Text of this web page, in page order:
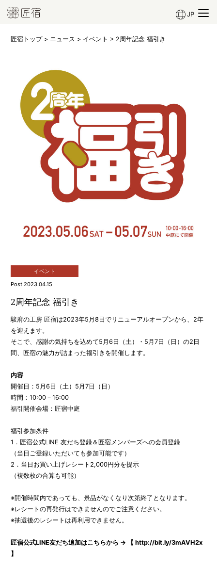
JP
匠宿トップ> ニュース > イベント > 2周年記念 福引き
イベント
Post 2023.04.15
2周年記念 福引き
駿府の工房 匠宿は2023年5月8日でリニューアルオープンから、2年
を迎えます。
そこで、感謝の気持ちを込めて5月6日（土）・5月7日（日）の2日
間、匠宿の魅力が詰まった福引きを開催します。
内容
開催日：5月6日（土）5月7日（日）
時間：10:00－16:00
福引開催会場：匠宿中庭
福引参加条件
1．匠宿公式LINE 友だち登録＆匠宿メンバーズへの会員登録
（当日ご登録いただいても参加可能です）
2．当日お買い上げレシート2,000円分を提示
（複数枚の合算も可能）
※開催時間内であっても、景品がなくなり次第終了となります。
※レシートの再発行はできませんのでご注意ください。
※抽選後のレシートは再利用できません。
匠宿公式LINE友だち追加はこちらから →
【 http://bit.ly/3mAVH2x
】